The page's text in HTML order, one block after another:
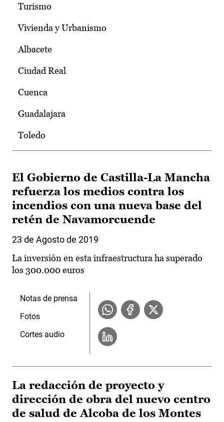
Turismo
Vivienda y Urbanismo
Albacete
Ciudad Real
Cuenca
Guadalajara
Toledo
El Gobierno de Castilla-La Mancha
refuerza los medios contra los
incendios con una nueva base del
retén de Navamorcuende
23 de Agosto de 2019
La inversión en esta infraestructura ha superado
los 300.000 euros
Notas de prensa
Fotos
Cortes audio
La redacción de proyecto y
dirección de obra del nuevo centro
de salud de Alcoba de los Montes